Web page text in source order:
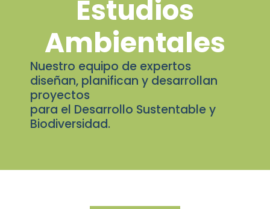
Estudios
Ambientales
Nuestro equipo de expertos
diseñan, planifican y desarrollan
proyectos
para el Desarrollo Sustentable y
Biodiversidad.